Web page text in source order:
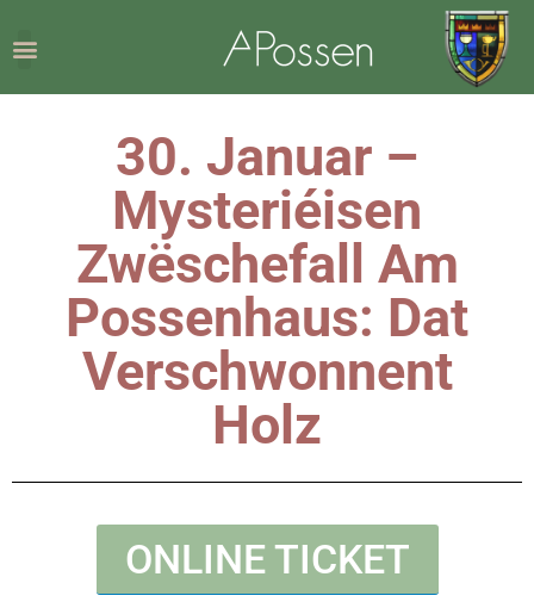
30. Januar –
Mysteriéisen
Zwëschefall Am
Possenhaus: Dat
Verschwonnent
Holz
ONLINE TICKET